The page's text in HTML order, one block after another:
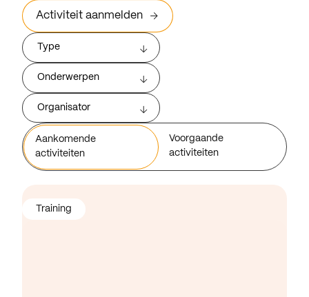
Activiteit aanmelden
Type
Onderwerpen
Organisator
Aankomende
activiteiten
Voorgaande
activiteiten
Training